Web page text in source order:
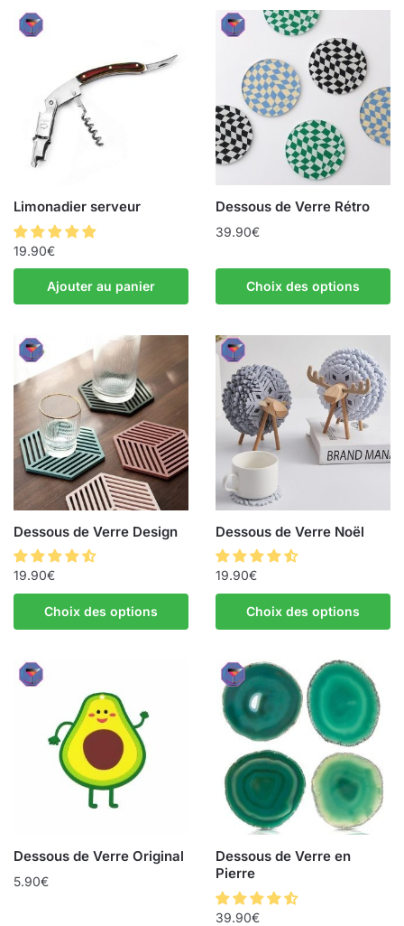
Limonadier serveur
19.90€
Ajouter au panier
Dessous de Verre Rétro
39.90€
Choix des options
Dessous de Verre Design
19.90€
Choix des options
Dessous de Verre Noël
19.90€
Choix des options
Dessous de Verre Original
5.90€
Dessous de Verre en
Pierre
39.90€